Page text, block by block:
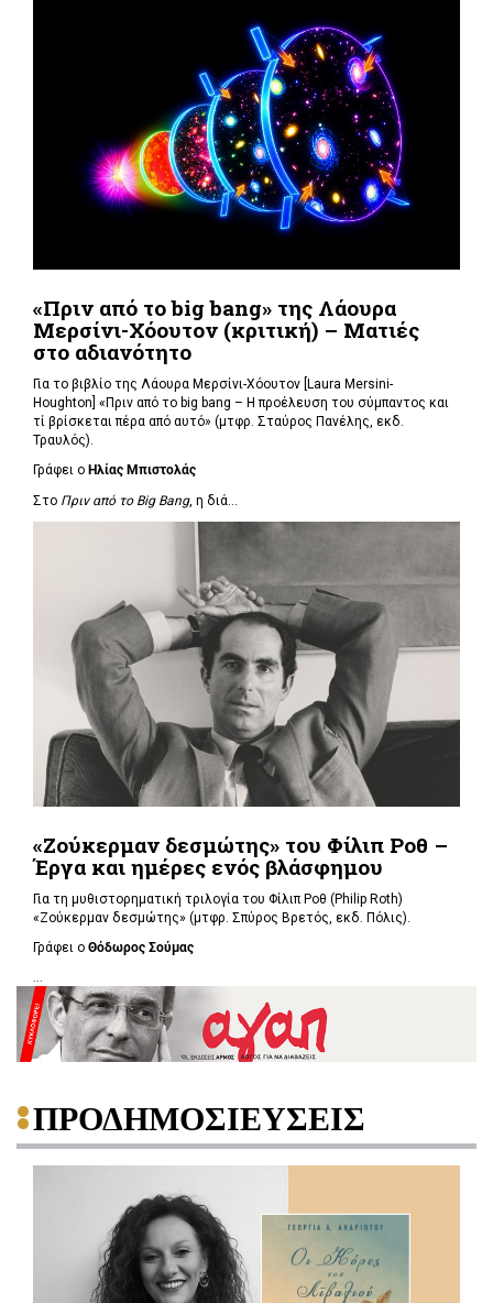
«Πριν από το big bang» της Λάουρα
Μερσίνι-Χόουτον (κριτική) – Ματιές
στο αδιανότητο
Για το βιβλίο της Λάουρα Μερσίνι-Χόουτον [Laura Mersini-
Houghton] «Πριν από το big bang – Η προέλευση του σύμπαντος και
τί βρίσκεται πέρα από αυτό» (μτφρ. Σταύρος Πανέλης, εκδ.
Τραυλός).
Γράφει ο Ηλίας Μπιστολάς
Στο Πριν από το Big Bang, η διά...
«Ζούκερμαν δεσμώτης» του Φίλιπ Ροθ –
Έργα και ημέρες ενός βλάσφημου
Για τη μυθιστορηματική τριλογία του Φίλιπ Ροθ (Philip Roth)
«Ζούκερμαν δεσμώτης» (μτφρ. Σπύρος Βρετός, εκδ. Πόλις).
Γράφει ο Θόδωρος Σούμας
...
ΠΡΟΔΗΜΟΣΙΕΥΣΕΙΣ